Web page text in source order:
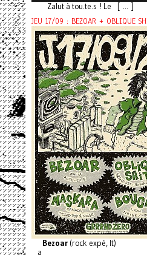
Zalut à tou.te.s ! Le [ ... ]
JEU 17/09 : BEZOAR + OBLIQUE
Bezoar(rock expé, It)
a